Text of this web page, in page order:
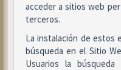
acceder a sitios web
terceros.
La instalación de estos
búsqueda en el Sitio
Usuarios la